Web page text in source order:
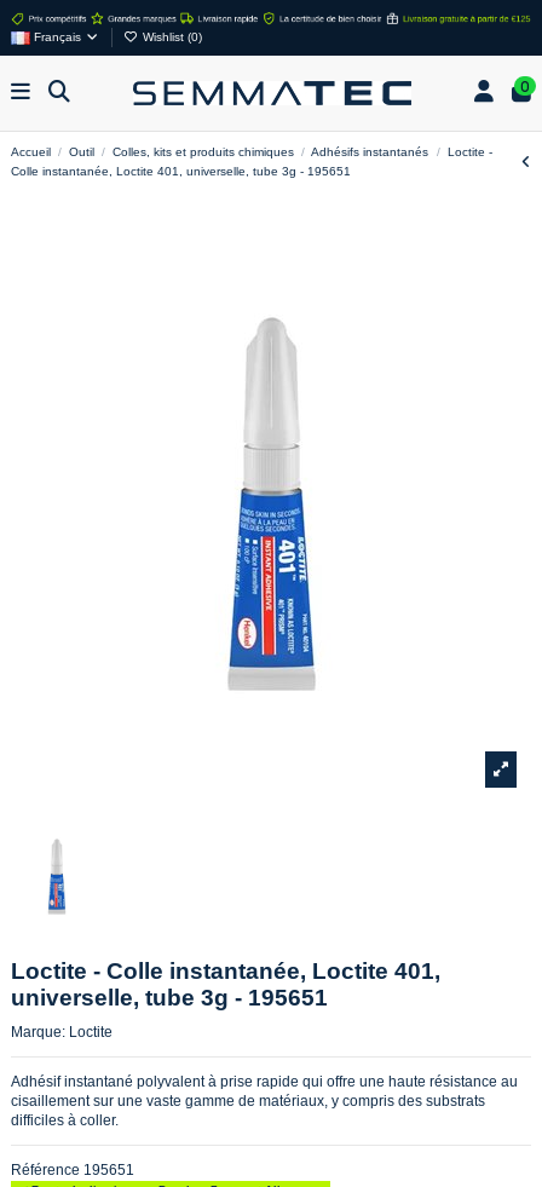
Français Wishlist (0)
0
Accueil Outil Colles, kits et produits chimiques Adhésifs instantanés
Loctite -
Colle instantanée, Loctite 401, universelle, tube 3g - 195651
Loctite - Colle instantanée, Loctite 401,
universelle, tube 3g - 195651
Marque: Loctite
Adhésif instantané polyvalent à prise rapide qui offre une haute résistance au
cisaillement sur une vaste gamme de matériaux, y compris des substrats
difficiles à coller.
Référence 195651